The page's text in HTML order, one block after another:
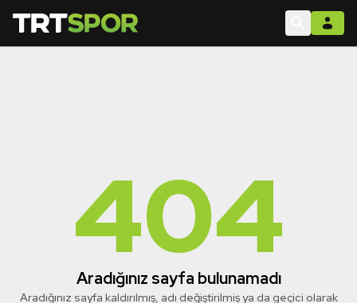
404
Aradığınız sayfa bulunamadı
Aradığınız sayfa kaldırılmış, adı değiştirilmiş ya da geçici olarak